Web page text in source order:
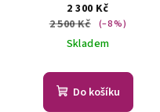
přívěsek/náhrdelník
ŠPERKY S PŘÍRODNÍMI
KRYSTALY
2 300 Kč
2 500 Kč (–8 %)
Skladem
Do košíku